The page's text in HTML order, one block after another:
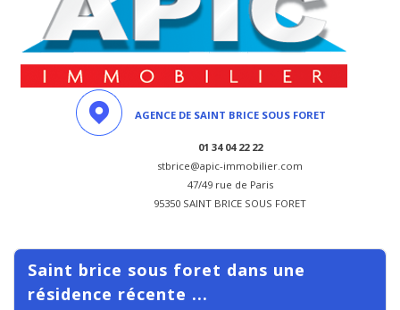
AGENCE DE SAINT BRICE SOUS FORET
01 34 04 22 22
stbrice@apic-immobilier.com
47/49 rue de Paris
95350 SAINT BRICE SOUS FORET
saint brice sous foret dans une
résidence récente ...